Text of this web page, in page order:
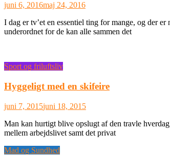
juni 6, 2016maj 24, 2016
I dag er tv’et en essentiel ting for mange, og der
underordnet for de kan alle sammen det
Sport og friluftsliv
Hyggeligt med en skifeire
juni 7, 2015juni 18, 2015
Man kan hurtigt blive opslugt af den travle
mellem arbejdslivet samt det privat
Mad og Sundhed